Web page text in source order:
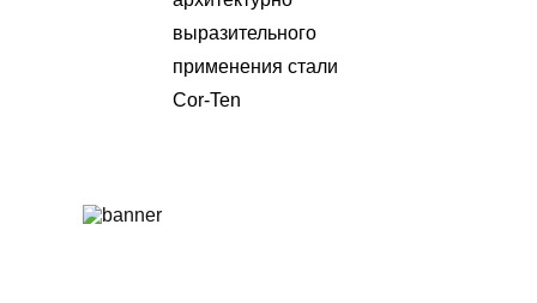
выразительного
применения стали
Cor-Ten